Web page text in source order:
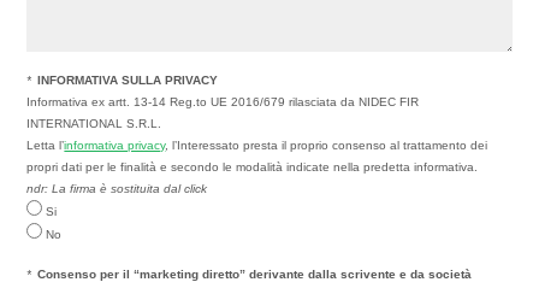
* INFORMATIVA SULLA PRIVACY
Informativa ex artt. 13-14 Reg.to UE 2016/679 rilasciata da NIDEC FIR
INTERNATIONAL S.R.L.
Letta l’informativa privacy, l’Interessato presta il proprio consenso al trattamento dei
propri dati per le finalità e secondo le modalità indicate nella predetta informativa.
ndr: La firma è sostituita dal click
Si
No
* Consenso per il “marketing diretto” derivante dalla scrivente e da società